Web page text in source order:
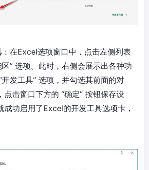
：在Excel选项窗口中，点击左侧列表
” 选项。此时，右侧会展示出各种功
发工具” 选项，并勾选其前面的对
点击窗口下方的 “确定” 按钮保存设
成功启用了Excel的开发工具选项卡，